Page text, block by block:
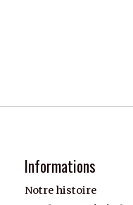
Informations
Notre histoire